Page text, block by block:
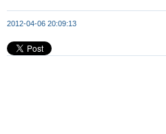
2012-04-06 20:09:13